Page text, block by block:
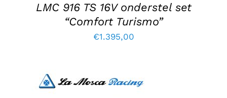
LMC 916 TS 16V onderstel set
“Comfort Turismo”
€1.395,00